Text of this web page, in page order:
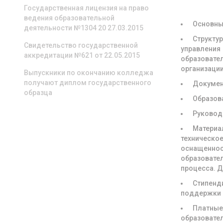
Государственная лицензия на право
ведения образовательной
деятельности №1304 20 27.03.2015
Свидетельство государственной
аккредитации №621 от 22.05.2015
Выпускники по окончанию колледжа
получают диплом государственного
образца
управления
процесса.
поддержки
Платные